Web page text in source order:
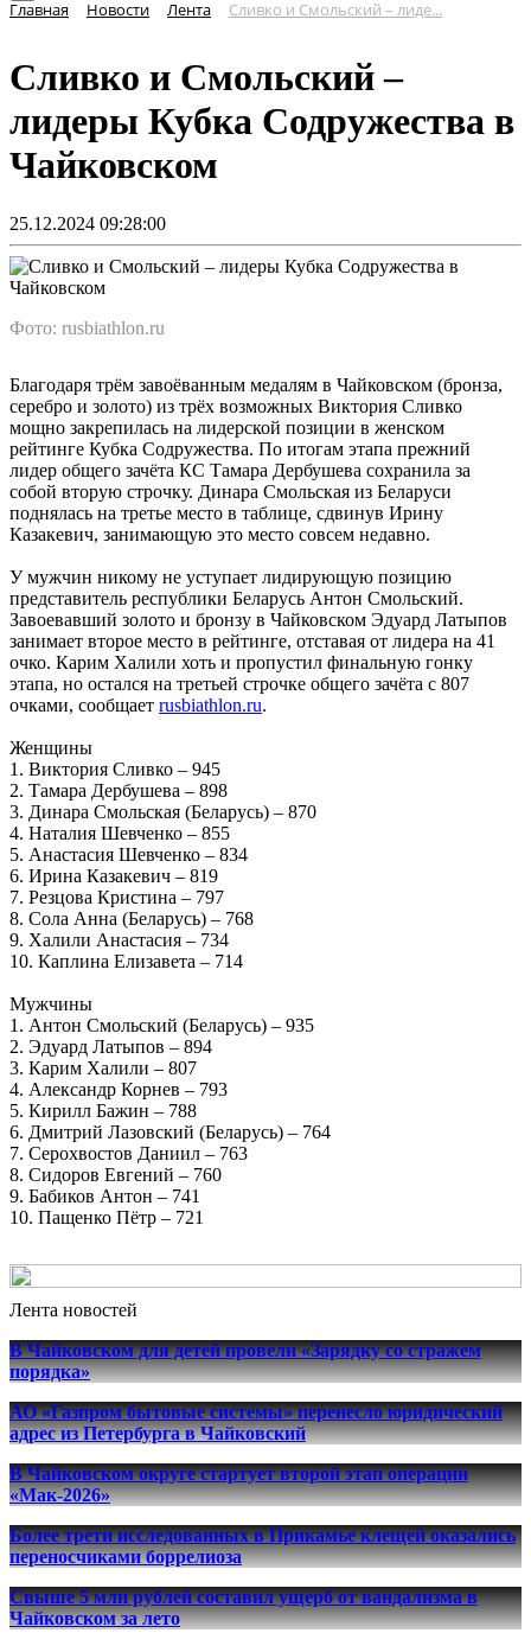
Главная Новости Лента Сливко и Смольский – лиде...
Сливко и Смольский –
лидеры Кубка Содружества в
Чайковском
25.12.2024 09:28:00
Фото: rusbiathlon.ru
Благодаря трём завоёванным медалям в Чайковском (бронза,
серебро и золото) из трёх возможных Виктория Сливко
мощно закрепилась на лидерской позиции в женском
рейтинге Кубка Содружества. По итогам этапа прежний
лидер общего зачёта КС Тамара Дербушева сохранила за
собой вторую строчку. Динара Смольская из Беларуси
поднялась на третье место в таблице, сдвинув Ирину
Казакевич, занимающую это место совсем недавно.
У мужчин никому не уступает лидирующую позицию
представитель республики Беларусь Антон Смольский.
Завоевавший золото и бронзу в Чайковском Эдуард Латыпов
занимает второе место в рейтинге, отставая от лидера на 41
очко. Карим Халили хоть и пропустил финальную гонку
этапа, но остался на третьей строчке общего зачёта с 807
очками, сообщает rusbiathlon.ru.
Женщины
1. Виктория Сливко – 945
2. Тамара Дербушева – 898
3. Динара Смольская (Беларусь) – 870
4. Наталия Шевченко – 855
5. Анастасия Шевченко – 834
6. Ирина Казакевич – 819
7. Резцова Кристина – 797
8. Сола Анна (Беларусь) – 768
9. Халили Анастасия – 734
10. Каплина Елизавета – 714
Мужчины
1. Антон Смольский (Беларусь) – 935
2. Эдуард Латыпов – 894
3. Карим Халили – 807
4. Александр Корнев – 793
5. Кирилл Бажин – 788
6. Дмитрий Лазовский (Беларусь) – 764
7. Серохвостов Даниил – 763
8. Сидоров Евгений – 760
9. Бабиков Антон – 741
10. Пащенко Пётр – 721
Лента новостей
В Чайковском для детей провели «Зарядку со стражем
порядка»
АО «Газпром бытовые системы» перенесло юридический
адрес из Петербурга в Чайковский
В Чайковском округе стартует второй этап операции
«Мак-2026»
Более трети исследованных в Прикамье клещей оказались
переносчиками боррелиоза
Свыше 5 млн рублей составил ущерб от вандализма в
Чайковском за лето